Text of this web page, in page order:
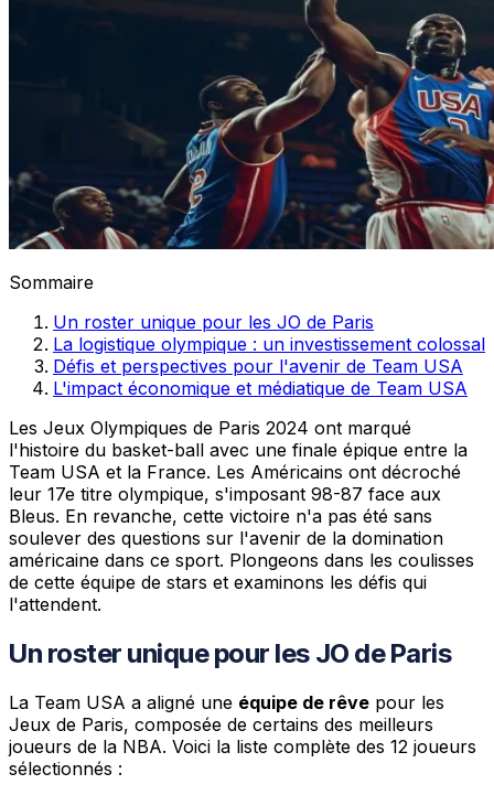
Sommaire
Un roster unique pour les JO de Paris
La logistique olympique : un investissement colossal
Défis et perspectives pour l'avenir de Team USA
L'impact économique et médiatique de Team USA
Les Jeux Olympiques de Paris 2024 ont marqué
l'histoire du basket-ball avec une finale épique entre la
Team USA et la France. Les Américains ont décroché
leur 17e titre olympique, s'imposant 98-87 face aux
Bleus. En revanche, cette victoire n'a pas été sans
soulever des questions sur l'avenir de la domination
américaine dans ce sport. Plongeons dans les coulisses
de cette équipe de stars et examinons les défis qui
l'attendent.
Un roster unique pour les JO de Paris
La Team USA a aligné une équipe de rêve pour les
Jeux de Paris, composée de certains des meilleurs
joueurs de la NBA. Voici la liste complète des 12 joueurs
sélectionnés :